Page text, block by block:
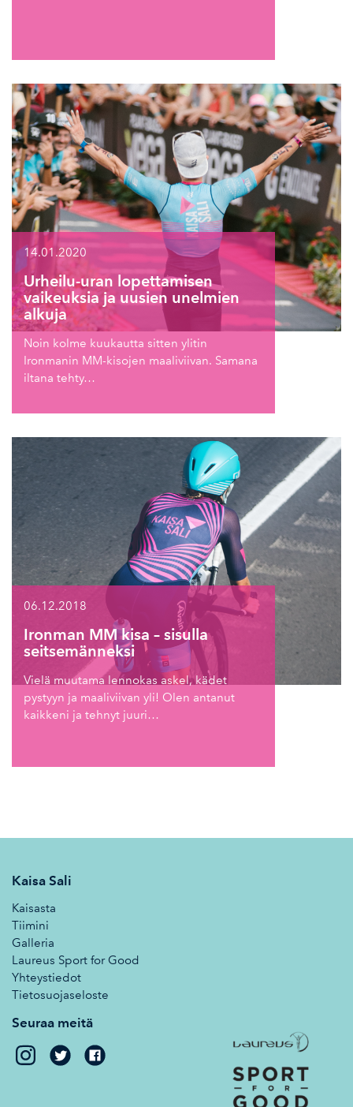
14.01.2020
Urheilu-uran lopettamisen
vaikeuksia ja uusien unelmien
alkuja
Noin kolme kuukautta sitten ylitin
Ironmanin MM-kisojen maaliviivan. Samana
iltana tehty…
06.12.2018
Ironman MM kisa – sisulla
seitsemänneksi
Vielä muutama lennokas askel, kädet
pystyyn ja maaliviivan yli! Olen antanut
kaikkeni ja tehnyt juuri…
Kaisa Sali
Kaisasta
Tiimini
Galleria
Laureus Sport for Good
Yhteystiedot
Tietosuojaseloste
Seuraa meitä
Kaisa
Sali
Kaisa
Sali